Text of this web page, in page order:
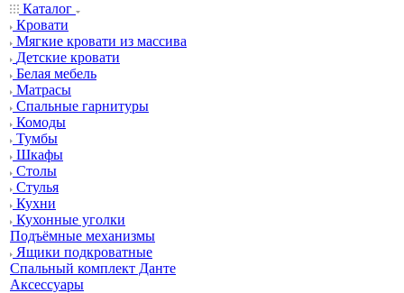
Каталог
Кровати
Мягкие кровати из массива
Детские кровати
Белая мебель
Матрасы
Спальные гарнитуры
Комоды
Тумбы
Шкафы
Столы
Стулья
Кухни
Кухонные уголки
Подъёмные механизмы
Ящики подкроватные
Спальный комплект Данте
Аксессуары